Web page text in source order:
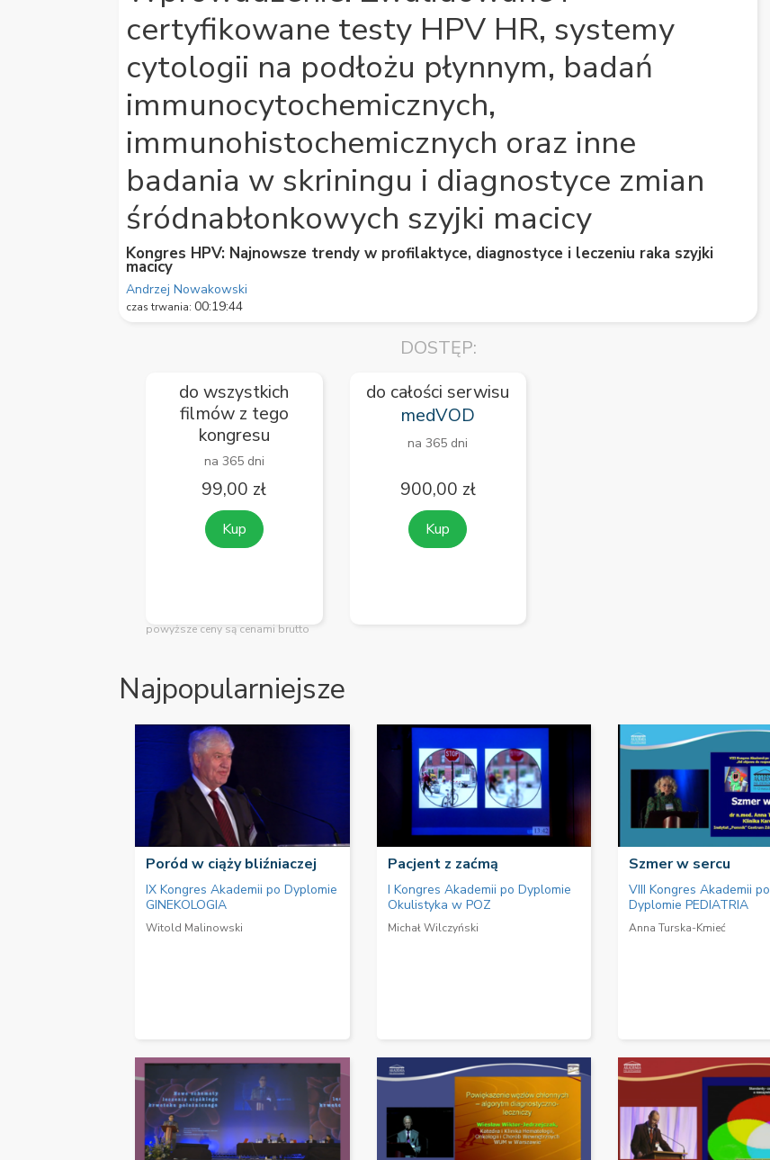
59
Volume
90%
certyfikowane testy HPV HR, systemy
cytologii na podłożu płynnym, badań
immunocytochemicznych,
immunohistochemicznych oraz inne
badania w skriningu i diagnostyce zmian
śródnabłonkowych szyjki macicy
Kongres HPV: Najnowsze trendy w profilaktyce, diagnostyce i leczeniu raka szyjki
macicy
Andrzej Nowakowski
czas trwania: 00:19:44
DOSTĘP:
do wszystkich
filmów z tego
kongresu
na 365 dni
99,00 zł
Kup
do całości serwisu
medVOD
na 365 dni
900,00 zł
Kup
powyższe ceny są cenami brutto
Najpopularniejsze
Poród w ciąży bliźniaczej
IX Kongres Akademii po Dyplomie
GINEKOLOGIA
Witold Malinowski
Pacjent z zaćmą
I Kongres Akademii po Dyplomie
Okulistyka w POZ
Michał Wilczyński
Szmer w sercu
VIII Kongres Akademii po
Dyplomie PEDIATRIA
Anna Turska-Kmieć